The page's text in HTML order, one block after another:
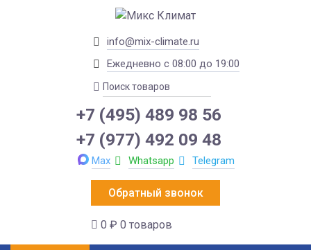
info@mix-climate.ru
Ежедневно с 08:00 до 19:00
+7 (495) 489 98 56
+7 (977) 492 09 48
Max Whatsapp Telegram
Обратный звонок
0 ₽ 0 товаров